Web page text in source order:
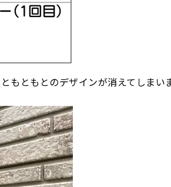
ともとのデザインが消えてしまいま